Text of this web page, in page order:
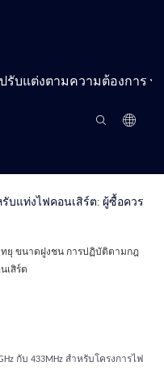
รับแต่งตามความต้องการ
บแท่งไฟคอนเสิร์ต: ผู้ซื้อควร
ยุ ขนาดฝูงชน การปฏิบัติตามกฎ
เสิร์ต